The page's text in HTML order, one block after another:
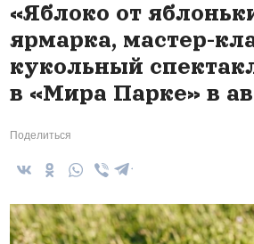
«Яблоко от
ярмарка, мастер-
кукольный
в «Мира Парке» в
Поделиться